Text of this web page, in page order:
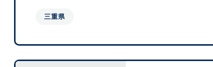
三重県